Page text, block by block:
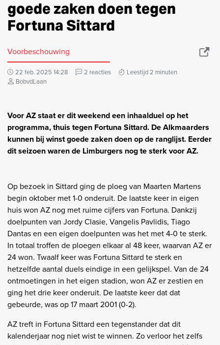
goede zaken doen tegen
Fortuna Sittard
Voorbeschouwing
22 feb. 2025 14:28 2 reacties
Leestijd 2 minuten
BobvdLaan
Voor AZ staat er dit weekend een inhaalduel op het
programma, thuis tegen Fortuna Sittard. De Alkmaarders
kunnen bij winst goede zaken doen op de ranglijst. Eerder
dit seizoen waren de Limburgers nog te sterk voor AZ.
Op bezoek in Sittard ging de ploeg van Maarten Martens
begin oktober met 1-0 onderuit. De laatste keer in eigen
huis won AZ nog met ruime cijfers van Fortuna. Dankzij
doelpunten van Jordy Clasie, Vangelis Pavlidis, Tiago
Dantas en een eigen doelpunten was het met 4-0 te sterk.
In totaal troffen de ploegen elkaar al 48 keer, waarvan AZ er
24 won. Twaalf keer was Fortuna Sittard te sterk en
hetzelfde aantal duels eindige in een gelijkspel. Van de 24
ontmoetingen in het eigen stadion, won AZ er zestien en
ging het drie keer onderuit. De laatste keer dat dat
gebeurde, was op 17 maart 2001 (0-2).
AZ treft in Fortuna Sittard een tegenstander dat dit
kalenderjaar nog niet wist te winnen. Zo verloor het zelfs